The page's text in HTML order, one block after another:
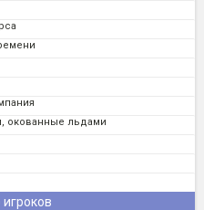
окованные льдами